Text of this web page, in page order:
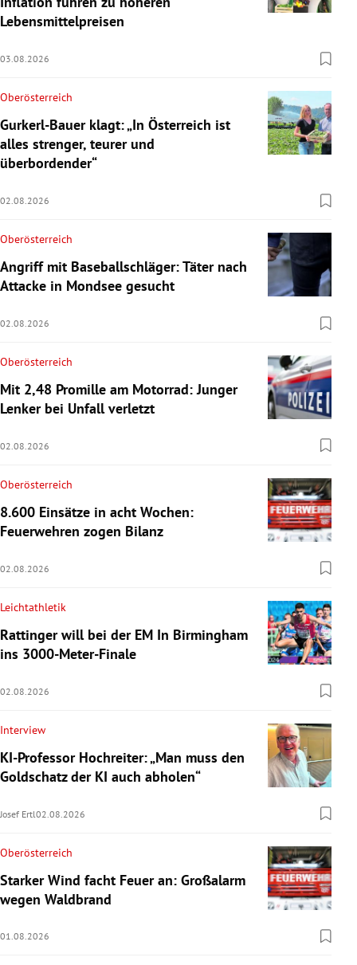
Lebensmittelpreisen
03.08.2026
Oberösterreich
Gurkerl-Bauer klagt: „In Österreich ist
alles strenger, teurer und
überbordender“
02.08.2026
Oberösterreich
Angriff mit Baseballschläger: Täter nach
Attacke in Mondsee gesucht
02.08.2026
Oberösterreich
Mit 2,48 Promille am Motorrad: Junger
Lenker bei Unfall verletzt
02.08.2026
Oberösterreich
8.600 Einsätze in acht Wochen:
Feuerwehren zogen Bilanz
02.08.2026
Leichtathletik
Rattinger will bei der EM In Birmingham
ins 3000-Meter-Finale
02.08.2026
Interview
KI-Professor Hochreiter: „Man muss den
Goldschatz der KI auch abholen“
Josef Ertl02.08.2026
Oberösterreich
Starker Wind facht Feuer an: Großalarm
wegen Waldbrand
01.08.2026